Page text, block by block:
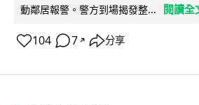
動鄰居報警。警方到場揭發整...
閱讀全
104 7 ↗ 分享